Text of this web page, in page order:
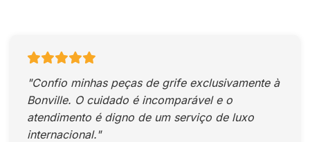
"Confio minhas peças de grife exclusivamente à
Bonville. O cuidado é incomparável e o
atendimento é digno de um serviço de luxo
internacional."